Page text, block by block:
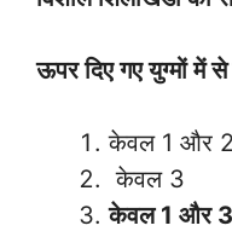
ऊपर दिए गए युग्मों में
केवल 1 और 2
केवल 3
केवल 1 और 3